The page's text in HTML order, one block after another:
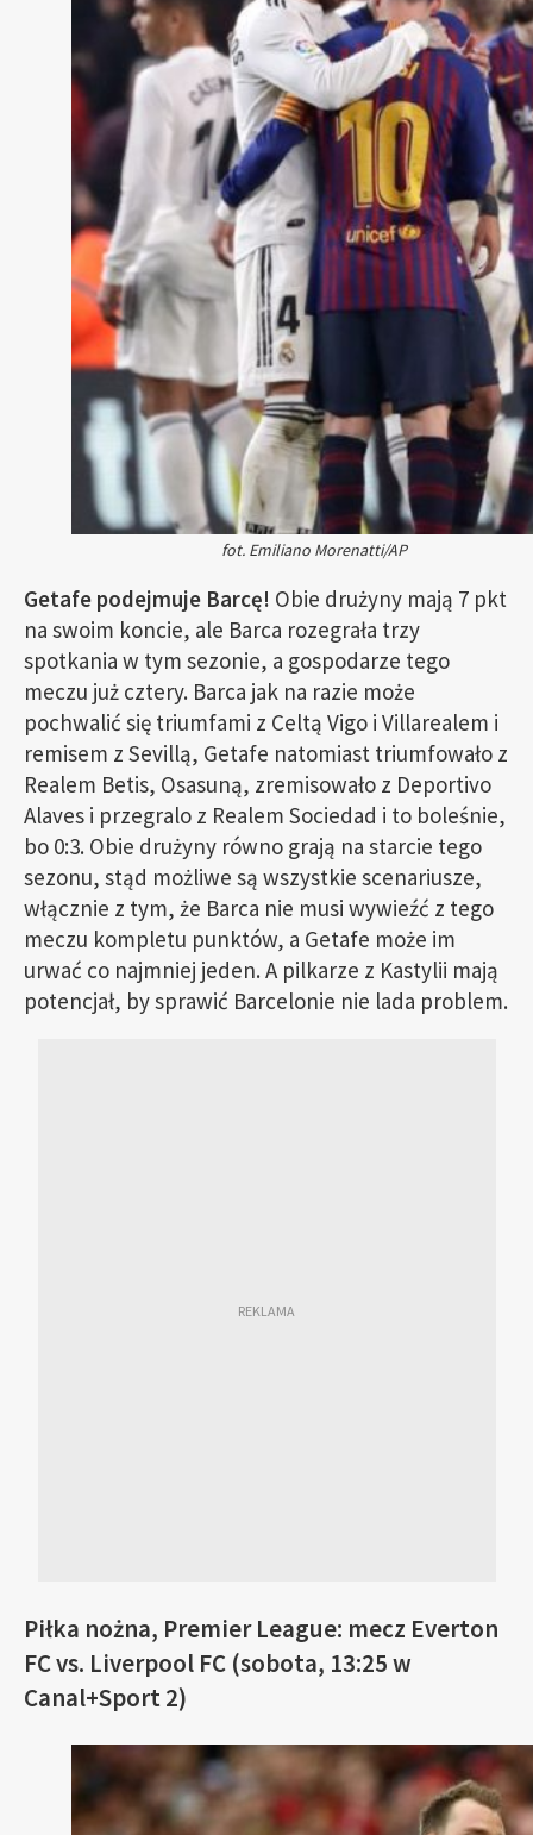
fot. Emiliano Morenatti/AP
Getafe podejmuje Barcę! Obie drużyny mają 7 pkt
na swoim koncie, ale Barca rozegrała trzy
spotkania w tym sezonie, a gospodarze tego
meczu już cztery. Barca jak na razie może
pochwalić się triumfami z Celtą Vigo i Villarealem i
remisem z Sevillą, Getafe natomiast triumfowało z
Realem Betis, Osasuną, zremisowało z Deportivo
Alaves i przegralo z Realem Sociedad i to boleśnie,
bo 0:3. Obie drużyny równo grają na starcie tego
sezonu, stąd możliwe są wszystkie scenariusze,
włącznie z tym, że Barca nie musi wywieźć z tego
meczu kompletu punktów, a Getafe może im
urwać co najmniej jeden. A pilkarze z Kastylii mają
potencjał, by sprawić Barcelonie nie lada problem.
Piłka nożna, Premier League: mecz Everton
FC vs. Liverpool FC (sobota, 13:25 w
Canal+Sport 2)